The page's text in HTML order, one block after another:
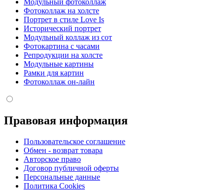
Модульный фотоколлаж
Фотоколлаж на холсте
Портрет в стиле Love Is
Исторический портрет
Модульный коллаж из сот
Фотокартина с часами
Репродукции на холсте
Модульные картины
Рамки для картин
Фотоколлаж он-лайн
Правовая информация
Пользовательское соглашение
Обмен - возврат товара
Авторское право
Договор публичной оферты
Персональные данные
Политика Cookies